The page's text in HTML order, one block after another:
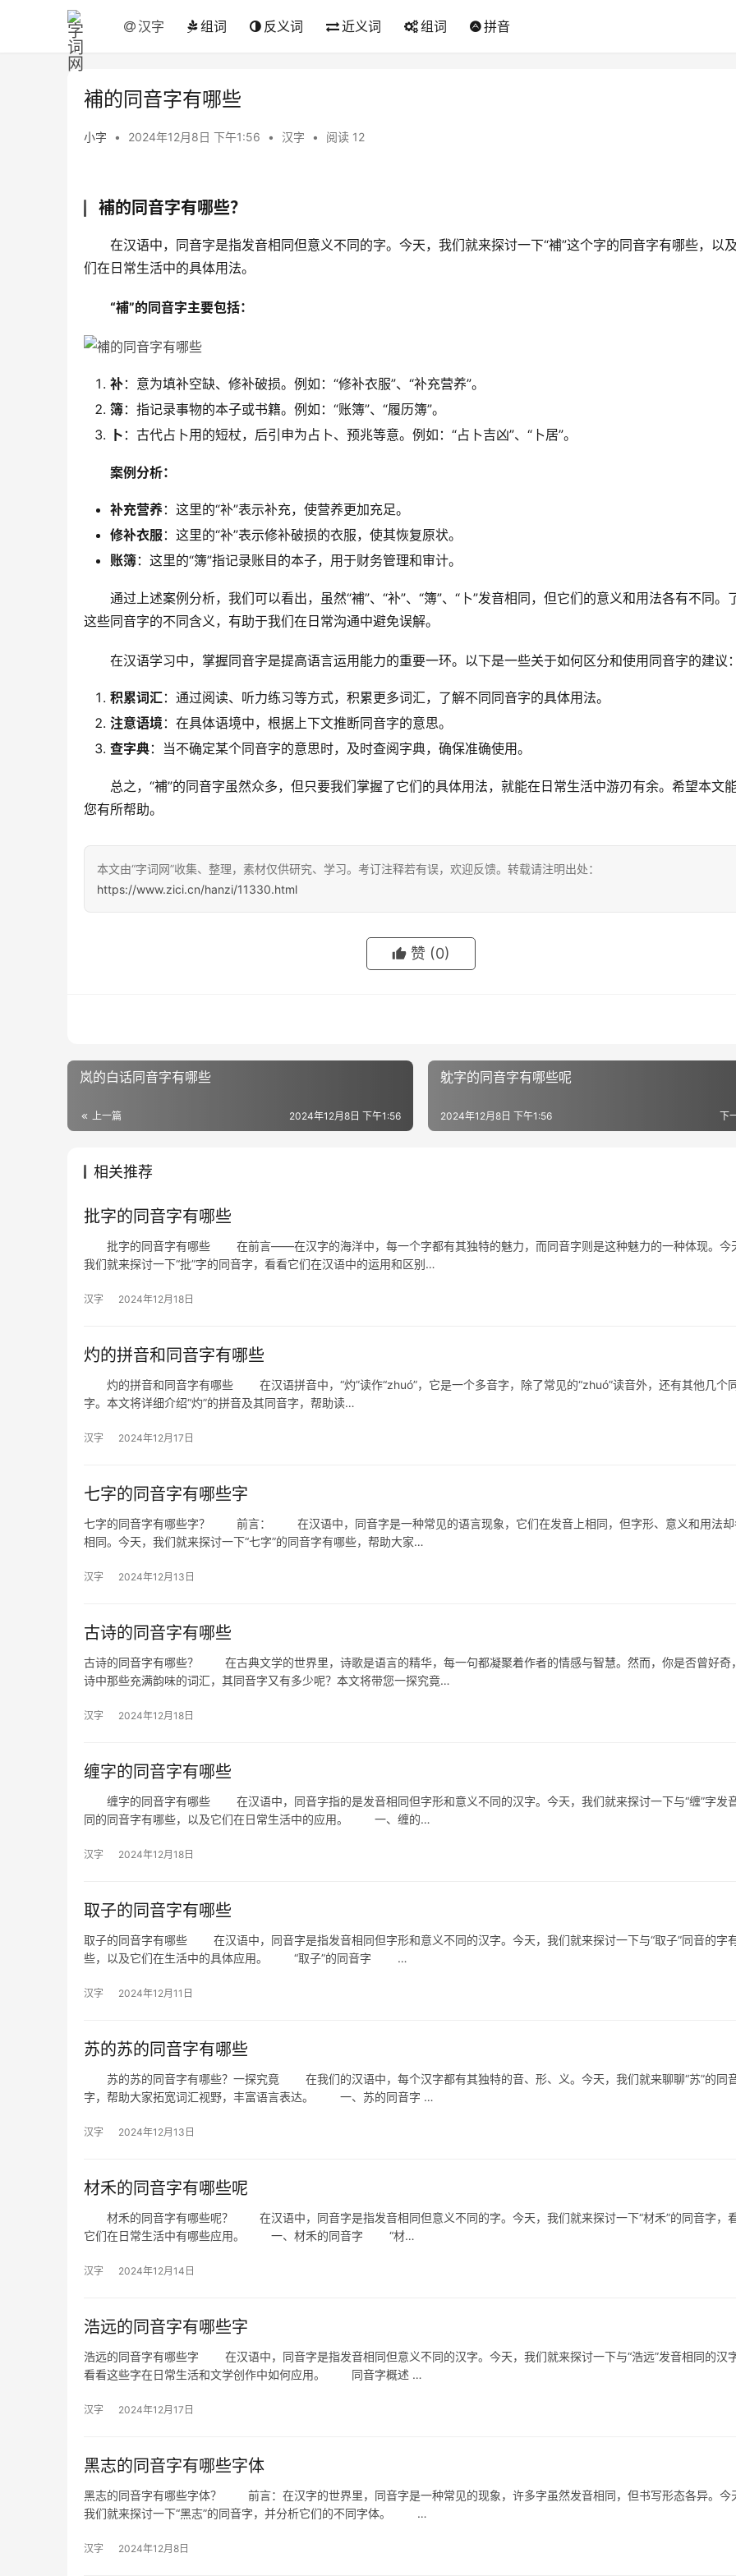
汉字 组词 反义词 近义词 组词 拼音
補的同音字有哪些
小字 • 2024年12月8日 下午1:56 • 汉字 • 阅读 12
補的同音字有哪些？
在汉语中，同音字是指发音相同但意义不同的字。今天，我们就来探讨一下“補”这个字的同音字有哪些，以
们在日常生活中的具体用法。
“補”的同音字主要包括：
补：意为填补空缺、修补破损。例如：“修补衣服”、“补充营养”。
簿：指记录事物的本子或书籍。例如：“账簿”、“履历簿”。
卜 ：古代占卜用的短杖，后引申为占卜、预兆等意。例如：“占卜吉凶”、“卜居”。
案例分析：
补充营养：这里的“补”表示补充，使营养更加充足。
修补衣服：这里的“补”表示修补破损的衣服，使其恢复原状。
账簿：这里的“簿”指记录账目的本子，用于财务管理和审计。
通过上述案例分析，我们可以看出，虽然“補”、“补”、“簿”、“卜”发音相同，但它们的意义和用法各有不同。
这些同音字的不同含义，有助于我们在日常沟通中避免误解。
在汉语学习中，掌握同音字是提高语言运用能力的重要一环。以下是一些关于如何区分和使用同音字的建议
积累词汇：通过阅读、听力练习等方式，积累更多词汇，了解不同同音字的具体用法。
注意语境：在具体语境中，根据上下文推断同音字的意思。
查字典：当不确定某个同音字的意思时，及时查阅字典，确保准确使用。
总之，“補”的同音字虽然众多，但只要我们掌握了它们的具体用法，就能在日常生活中游刃有余。希望本文
您有所帮助。
本文由“字词网”收集、整理，素材仅供研究、学习。考订注释若有误，欢迎反馈。转载请注明出处：
https://www.zici.cn/hanzi/11330.html
赞 (0)
岚的白话同音字有哪些
上一篇 2024年12月8日 下午1:56
躭字的同音字有哪些呢
下
2024年12月8日 下午1:56
相关推荐
批字的同音字有哪些
批字的同音字有哪些 在前言——在汉字的海洋中，每一个字都有其独特的魅力，而同音字则是这种魅力的一种体现。今
我们就来探讨一下“批”字的同音字，看看它们在汉语中的运用和区别…
汉字 2024年12月18日
灼的拼音和同音字有哪些
灼的拼音和同音字有哪些 在汉语拼音中，“灼”读作“zhuó”，它是一个多音字，除了常见的“zhuó”读音外，还有其他几个
字。本文将详细介绍“灼”的拼音及其同音字，帮助读…
汉字 2024年12月17日
七字的同音字有哪些字
七字的同音字有哪些字？ 前言： 在汉语中，同音字是一种常见的语言现象，它们在发音上相同，但字形、意义和用法却
相同。今天，我们就来探讨一下“七字”的同音字有哪些，帮助大家…
汉字 2024年12月13日
古诗的同音字有哪些
古诗的同音字有哪些？ 在古典文学的世界里，诗歌是语言的精华，每一句都凝聚着作者的情感与智慧。然而，你是否曾好奇
诗中那些充满韵味的词汇，其同音字又有多少呢？本文将带您一探究竟…
汉字 2024年12月18日
缠字的同音字有哪些
缠字的同音字有哪些 在汉语中，同音字指的是发音相同但字形和意义不同的汉字。今天，我们就来探讨一下与“缠”字发
同的同音字有哪些，以及它们在日常生活中的应用。 一、缠的…
汉字 2024年12月18日
取子的同音字有哪些
取子的同音字有哪些 在汉语中，同音字是指发音相同但字形和意义不同的汉字。今天，我们就来探讨一下与“取子”同音的字
些，以及它们在生活中的具体应用。 “取子”的同音字 …
汉字 2024年12月11日
苏的苏的同音字有哪些
苏的苏的同音字有哪些？一探究竟 在我们的汉语中，每个汉字都有其独特的音、形、义。今天，我们就来聊聊“苏”的同
字，帮助大家拓宽词汇视野，丰富语言表达。 一、苏的同音字 …
汉字 2024年12月13日
材禾的同音字有哪些呢
材禾的同音字有哪些呢？ 在汉语中，同音字是指发音相同但意义不同的字。今天，我们就来探讨一下“材禾”的同音字，
它们在日常生活中有哪些应用。 一、材禾的同音字 “材…
汉字 2024年12月14日
浩远的同音字有哪些字
浩远的同音字有哪些字 在汉语中，同音字是指发音相同但意义不同的汉字。今天，我们就来探讨一下与“浩远”发音相同的汉
看看这些字在日常生活和文学创作中如何应用。 同音字概述 …
汉字 2024年12月17日
黑志的同音字有哪些字体
黑志的同音字有哪些字体？ 前言：在汉字的世界里，同音字是一种常见的现象，许多字虽然发音相同，但书写形态各异。今
我们就来探讨一下“黑志”的同音字，并分析它们的不同字体。 …
汉字 2024年12月8日